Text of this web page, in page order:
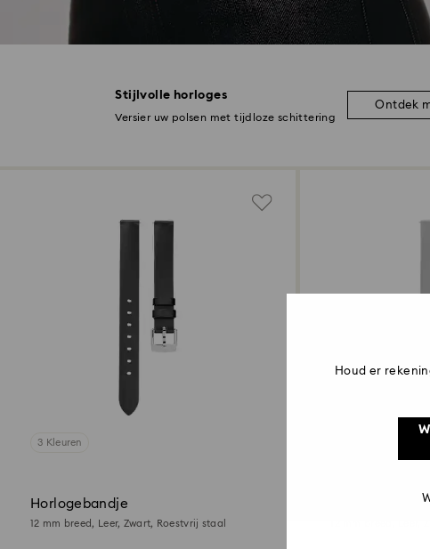
Stijlvolle horloges
Versier uw polsen met tijdloze schittering
Ontdek
3 Kleuren
Horlogebandje
12 mm breed, Leer, Zwart, Roestvrij staal
Horlogebandje
Houd er